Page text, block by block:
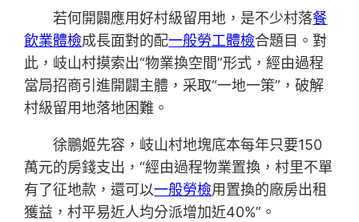
若何開闢應用好村級留用地，是不少村落餐
飲業體檢成長面對的配一般勞工體檢合題目。對
此，岐山村摸索出“物業換空間”形式，經由過程
當局招商引進開闢主體，采取“一地一策”，破解
村級留用地落地困難。
徐鵬姬先容，岐山村地塊底本每年只要150
萬元的房錢支出，“經由過程物業置換，村里不單
有了征地款，還可以一般勞檢用置換的廠房出租
獲益，村平易近人均分派增加近40%”。